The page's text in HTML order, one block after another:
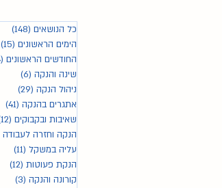
כל הנושאים (148)
הימים הראשונים (15)
החודשים הראשונים (24)
שינה והנקה (6)
ניהול הנקה (29)
אתגרים בהנקה (41)
שאיבות ובקבוקים (12)
הנקה וחזרה לעבודה
עליה במשקל (11)
הנקת פעוטות (12)
קורונה והנקה (3)